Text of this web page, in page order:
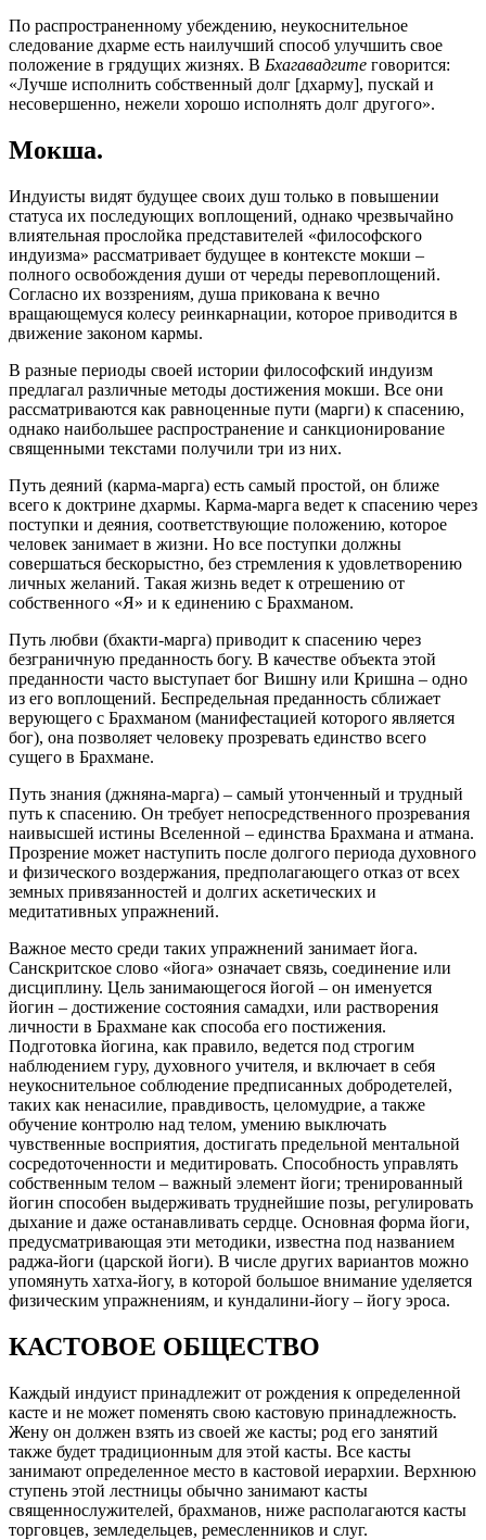
По распространенному убеждению, неукоснительное
следование дхарме есть наилучший способ улучшить свое
положение в грядущих жизнях. В Бхагавадгите говорится:
«Лучше исполнить собственный долг [дхарму], пускай и
несовершенно, нежели хорошо исполнять долг другого».
Мокша.
Индуисты видят будущее своих душ только в повышении
статуса их последующих воплощений, однако чрезвычайно
влиятельная прослойка представителей «философского
индуизма» рассматривает будущее в контексте мокши –
полного освобождения души от череды перевоплощений.
Согласно их воззрениям, душа прикована к вечно
вращающемуся колесу реинкарнации, которое приводится в
движение законом кармы.
В разные периоды своей истории философский индуизм
предлагал различные методы достижения мокши. Все они
рассматриваются как равноценные пути (марги) к спасению,
однако наибольшее распространение и санкционирование
священными текстами получили три из них.
Путь деяний (карма-марга) есть самый простой, он ближе
всего к доктрине дхармы. Карма-марга ведет к спасению через
поступки и деяния, соответствующие положению, которое
человек занимает в жизни. Но все поступки должны
совершаться бескорыстно, без стремления к удовлетворению
личных желаний. Такая жизнь ведет к отрешению от
собственного «Я» и к единению с Брахманом.
Путь любви (бхакти-марга) приводит к спасению через
безграничную преданность богу. В качестве объекта этой
преданности часто выступает бог Вишну или Кришна – одно
из его воплощений. Беспредельная преданность сближает
верующего с Брахманом (манифестацией которого является
бог), она позволяет человеку прозревать единство всего
сущего в Брахмане.
Путь знания (джняна-марга) – самый утонченный и трудный
путь к спасению. Он требует непосредственного прозревания
наивысшей истины Вселенной – единства Брахмана и атмана.
Прозрение может наступить после долгого периода духовного
и физического воздержания, предполагающего отказ от всех
земных привязанностей и долгих аскетических и
медитативных упражнений.
Важное место среди таких упражнений занимает йога.
Санскритское слово «йога» означает связь, соединение или
дисциплину. Цель занимающегося йогой – он именуется
йогин – достижение состояния самадхи или растворения
личности в Брахмане как способа его постижения.
Подготовка йогина как правило, ведется под строгим
наблюдением гуру, духовного учителя, и включает в себя
неукоснительное соблюдение предписанных добродетелей,
таких как ненасилие, правдивость, целомудрие, а также
обучение контролю над телом, умению выключать
чувственные восприятия, достигать предельной ментальной
сосредоточенности и медитировать. Способность управлять
собственным телом – важный элемент йоги; тренированный
йогин способен выдерживать труднейшие позы, регулировать
дыхание и даже останавливать сердце. Основная форма йоги,
предусматривающая эти методики, известна под названием
раджа-йоги (царской йоги). В числе других вариантов можно
упомянуть хатха-йогу, в которой большое внимание уделяется
физическим упражнениям, и кундалини-йогу – йогу эроса.
КАСТОВОЕ ОБЩЕСТВО
Каждый индуист принадлежит от рождения к определенной
касте и не может поменять свою кастовую принадлежность.
Жену он должен взять из своей же касты; род его занятий
также будет традиционным для этой касты. Все касты
занимают определенное место в кастовой иерархии. Верхнюю
ступень этой лестницы обычно занимают касты
священнослужителей, брахманов, ниже располагаются касты
торговцев, земледельцев, ремесленников и слуг.